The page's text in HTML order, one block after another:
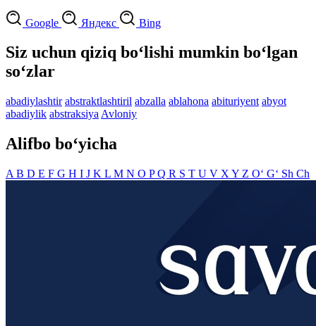
Google Яндекс Bing
Siz uchun qiziq bo‘lishi mumkin bo‘lgan
so‘zlar
abadiylashtir abstraktlashtiril abzalla ablahona abituriyent abyot
abadiylik abstraksiya Avloniy
Alifbo bo‘yicha
A B D E F G H I J K L M N O PQ R S T U V X Y Z O‘ G‘ Sh Ch